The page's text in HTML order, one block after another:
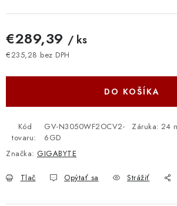
€289,39 / ks
€235,28 bez DPH
DO KOŠÍKA
Kód
tovaru:
GV-N3050WF2OCV2-
6GD
Záruka: 24
Značka: GIGABYTE
Tlač Opýtať sa Strážiť